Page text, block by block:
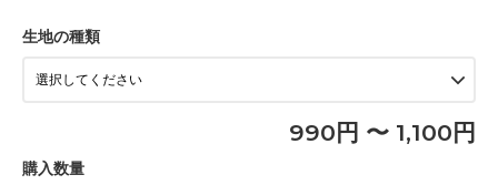
もっと詳しく見る
・工作用エプロン
もっと詳しく見る
生地の種類
990円 〜 1,100円
購入数量